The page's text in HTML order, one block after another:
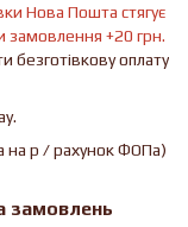
Нова Пошта стягує
замовлення +20 грн.
безготівкову оплату
на р / рахунок ФОПа)
замовлень